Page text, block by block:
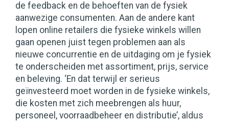
de feedback en de behoeften van de fysiek
aanwezige consumenten. Aan de andere kant
lopen online retailers die fysieke winkels willen
gaan openen juist tegen problemen aan als
nieuwe concurrentie en de uitdaging om je fysiek
te onderscheiden met assortiment, prijs, service
en beleving. ‘En dat terwijl er serieus
geïnvesteerd moet worden in de fysieke winkels,
die kosten met zich meebrengen als huur,
personeel, voorraadbeheer en distributie’, aldus